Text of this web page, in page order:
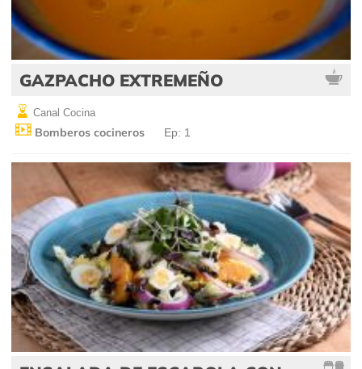
GAZPACHO EXTREMEÑO
Canal Cocina
Bomberos cocineros Ep: 1